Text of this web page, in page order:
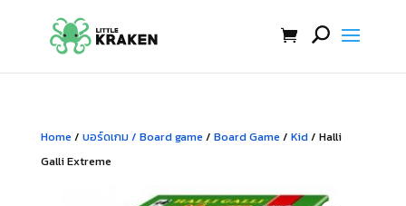
Home/ บอร์ดเกม / Board game/ Board Game/ Kid/ Halli
Galli Extreme